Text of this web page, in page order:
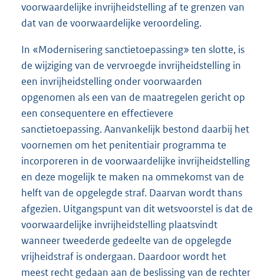
voorwaardelijke invrijheidstelling af te grenzen van
dat van de voorwaardelijke veroordeling.
In «Modernisering sanctietoepassing» ten slotte, is
de wijziging van de vervroegde invrijheidstelling in
een invrijheidstelling onder voorwaarden
opgenomen als een van de maatregelen gericht op
een consequentere en effectievere
sanctietoepassing. Aanvankelijk bestond daarbij het
voornemen om het penitentiair programma te
incorporeren in de voorwaardelijke invrijheidstelling
en deze mogelijk te maken na ommekomst van de
helft van de opgelegde straf. Daarvan wordt thans
afgezien. Uitgangspunt van dit wetsvoorstel is dat de
voorwaardelijke invrijheidstelling plaatsvindt
wanneer tweederde gedeelte van de opgelegde
vrijheidstraf is ondergaan. Daardoor wordt het
meest recht gedaan aan de beslissing van de rechter